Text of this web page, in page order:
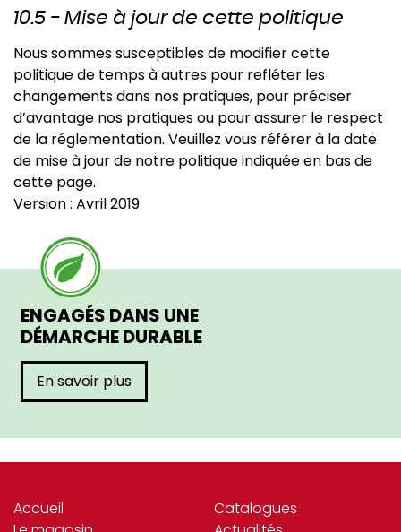
10.5 - Mise à jour de cette politique
Nous sommes susceptibles de modifier cette
politique de temps à autres pour refléter les
changements dans nos pratiques, pour préciser
d’avantage nos pratiques ou pour assurer le respect
de la réglementation. Veuillez vous référer à la date
de mise à jour de notre politique indiquée en bas de
cette page.
Version : Avril 2019
ENGAGÉS DANS UNE
DÉMARCHE DURABLE
En savoir plus
Accueil
Catalogues